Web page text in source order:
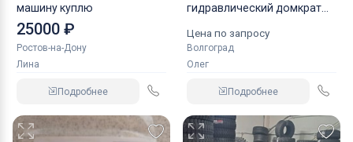
машину куплю
25000 ₽
Ростов-на-Дону
Лина
Подробнее
гидравлический домкрат
Цена по запросу
Волгоград
Олег
Подробнее